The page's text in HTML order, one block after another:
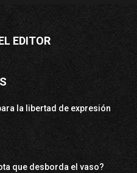
EDITOR
la libertad de expresión
que desborda el vaso?